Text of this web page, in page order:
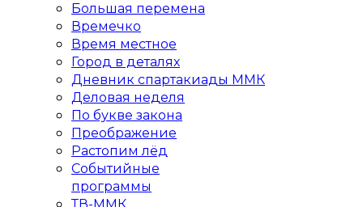
Большая перемена
Времечко
Время местное
Город в деталях
Дневник спартакиады ММК
Деловая неделя
По букве закона
Преображение
Растопим лёд
Событийные
программы